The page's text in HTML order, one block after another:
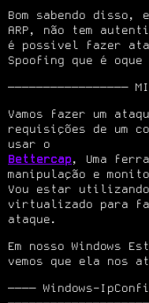
Bom sabendo disso,
ARP, não tem
é possivel fazer
Spoofing que é
─────────────────
Vamos fazer um
requisições de um
Bettercap, Uma
manipulação e
Vou estar utilizando
virtualizado para
ataque.
Em nosso Windows
vemos que ela nos
──── Windows-